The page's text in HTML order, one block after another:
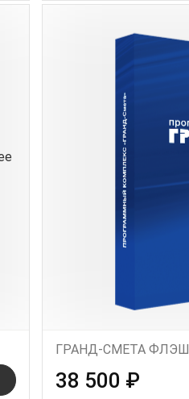
ГРАНД-СМЕТА ФЛЭШ
38 500 ₽